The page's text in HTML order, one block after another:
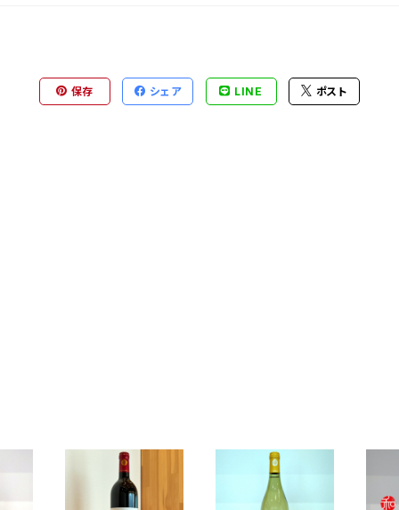
保存 シェア LINE ポスト